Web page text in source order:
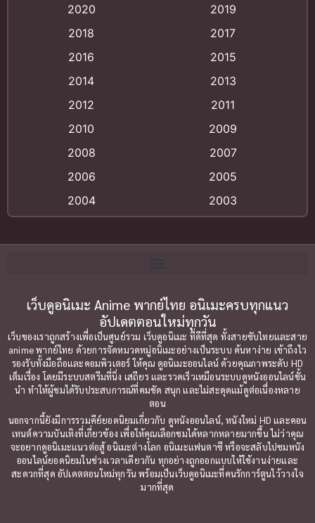
Animation อนิเมะ
Animation แอนิเมชัน
(9)
Big tits (นมใหญ่)
Bitch (ผู้หญิงร่าน)
Bondage (ทาส)(1)
Censored (เซ็นเซอร์)(19)
Comedy (ตลก)(79)
Comedy ตลก
Comic Book การ์ตูน(1)
Coming of Age ก้าวพ้นวัย (7)
(6)
2020
2019
2018
2017
2016
2015
2014
2013
2012
2011
2010
2009
2008
2007
2006
2005
2004
2003
2000
1999
1996
1990
1989
1988
1987
1985
1984
1983
1982
1981
1980
1979
1977
1972
เว็บดูอนิเมะ Anime พากย์ไทย อนิเมะครบทุกแนว
อัปเดตตอนใหม่ทุกวัน
เว็บของเราถูกสร้างเพื่อเป็นศูนย์รวม เว็บดูอนิเมะ ที่ดีที่สุด ทั้งสายซับไทยและสาย
anime พากย์ไทย ด้วยการจัดหมวดหมู่อนิเมะอย่างเป็นระบบ ค้นหาง่าย เข้าถึงไว
รองรับทั้งมือถือและคอมพิวเตอร์ ให้คุณ ดูอนิเมะออนไลน์ ด้วยคุณภาพระดับ HD
เต็มเรื่อง โดยมีระบบสตรีมที่นิ่ง เสถียร และรวดเร็วเหมือนระบบดูหนังออนไลน์ชั้น
นำ ทำให้ผู้ชมได้รับประสบการณ์ที่คมชัด สนุก และไม่สะดุดแม้ดูต่อเนื่องหลาย
ตอน
นอกจากนี้ยังมีการรวมคีย์ยอดนิยมเกี่ยวกับ ดูหนังออนไลน์, หนังใหม่ HD และคอน
เทนต์ความบันเทิงที่เกี่ยวข้อง เพื่อให้คุณเลือกชมได้หลากหลายมากขึ้น ไม่ว่าคุณ
จะอยากดูอนิเมะแนวต่อสู้ อนิเมะต่างโลก อนิเมะแฟนตาซี หรือจะสลับไปชมหนัง
ออนไลน์ยอดนิยมในช่วงเวลาเดียวกัน ทุกอย่างถูกออกแบบให้ใช้งานง่ายและ
สะดวกที่สุด อัปเดตตอนใหม่ทุกวัน พร้อมเป็นเว็บดูอนิเมะที่คนรักการ์ตูนไว้วางใจ
มากที่สุด